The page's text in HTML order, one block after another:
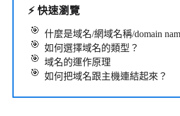
⚡快速瀏覽
什麼是域名/網域名稱/domain
如何選擇域名的類型？
域名的運作原理
如何把域名跟主機連結起來？